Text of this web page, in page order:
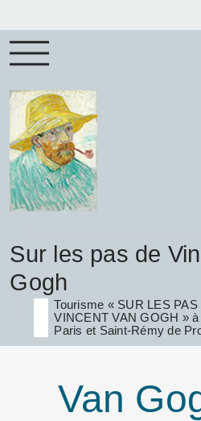
Sur les pas de
Gogh
Tourisme « SUR LES
VINCENT VAN GOGH »
Paris et Saint-Rémy de
Van